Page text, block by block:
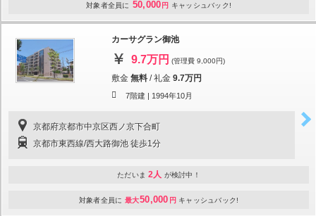
対象者全員に 50,000 円 キャッシュバック!
カーサグラン御池
9.7万円 (管理費 9,000円)
敷金 無料 /礼金 9.7万円
7階建 | 1994年10月
京都府京都市中京区西ノ京下合町
京都市東西線/西大路御池 徒歩1分
ただいま 2人 が検討中！
対象者全員に 最大50,000 円 キャッシュバック!